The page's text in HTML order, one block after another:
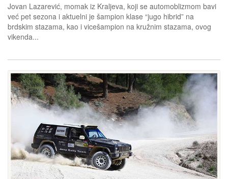
Jovan Lazarević, momak iz Kraljeva, koji se automoblizmom bavi
već pet sezona i aktuelni je šampion klase “jugo hibrid” na
brdskim stazama, kao i vicešampion na kružnim stazama, ovog
vikenda...